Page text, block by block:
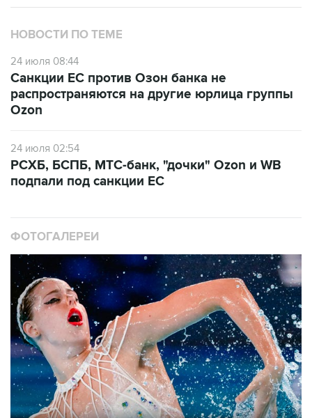
НОВОСТИ ПО ТЕМЕ
24 июля 08:44
Санкции ЕС против Озон банка не
распространяются на другие юрлица группы
Ozon
24 июля 02:54
РСХБ, БСПБ, МТС-банк, "дочки" Ozon и WB
подпали под санкции ЕС
ФОТОГАЛЕРЕИ